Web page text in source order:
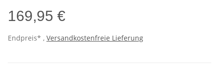
169,95 €
Endpreis* , Versandkostenfreie Lieferung